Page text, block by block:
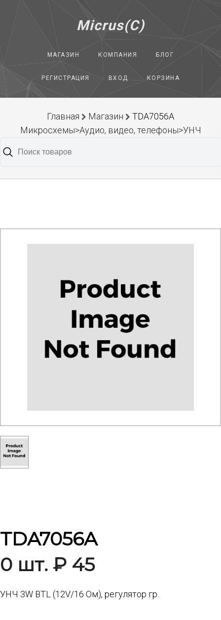
Micrus(C)
МАГАЗИН КОМПАНИЯ БЛОГ
РЕГИСТРАЦИЯ ВХОД КОРЗИНА
Главная Магазин
TDA7056A
Микросхемы>Аудио, видео, телефоны>УНЧ
TDA7056A
0 шт. ₽ 45
УHЧ 3W BTL (12V/16 Ом), pегулятоp гp.